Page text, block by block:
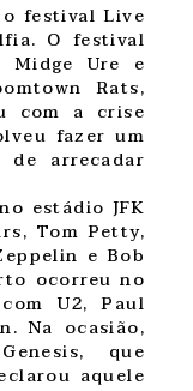
festival Live
O festival
Midge Ure e
Rats,
com a crise
fazer um
arrecadar
estádio JFK
Tom Petty,
e Bob
ocorreu no
U2, Paul
Na ocasião,
que
aquele